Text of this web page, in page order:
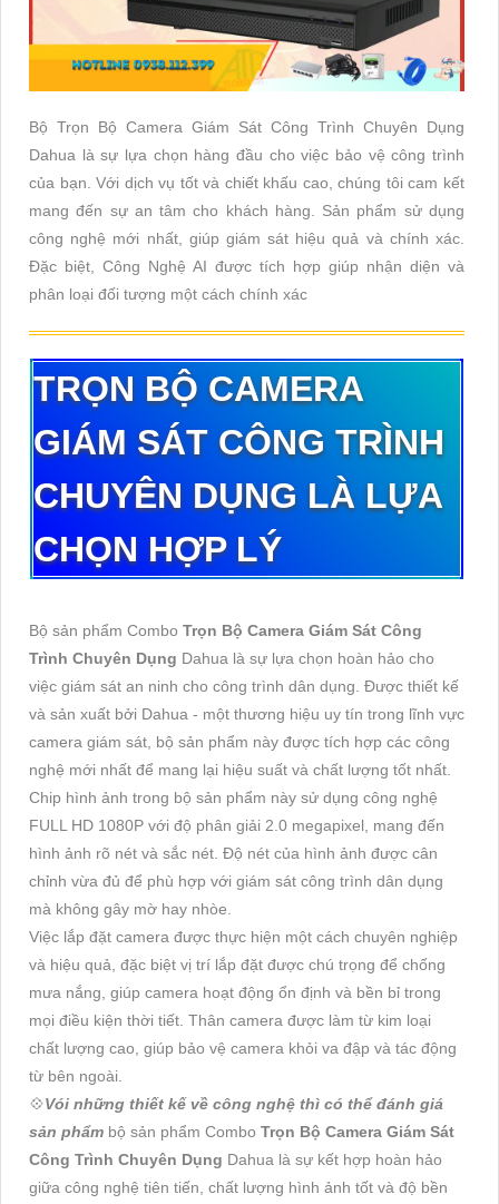
Bộ Trọn Bộ Camera Giám Sát Công Trình Chuyên Dụng
Dahua là sự lựa chọn hàng đầu cho việc bảo vệ công trình
của bạn. Với dịch vụ tốt và chiết khấu cao, chúng tôi cam kết
mang đến sự an tâm cho khách hàng. Sản phẩm sử dụng
công nghệ mới nhất, giúp giám sát hiệu quả và chính xác.
Đặc biệt, Công Nghệ AI được tích hợp giúp nhận diện và
phân loại đối tượng một cách chính xác
TRỌN BỘ CAMERA
GIÁM SÁT CÔNG TRÌNH
CHUYÊN DỤNG LÀ LỰA
CHỌN HỢP LÝ
Bộ sản phẩm Combo Trọn Bộ Camera Giám Sát Công
Trình Chuyên Dụng Dahua là sự lựa chọn hoàn hảo cho
việc giám sát an ninh cho công trình dân dụng. Được thiết kế
và sản xuất bởi Dahua - một thương hiệu uy tín trong lĩnh vực
camera giám sát, bộ sản phẩm này được tích hợp các công
nghệ mới nhất để mang lại hiệu suất và chất lượng tốt nhất.
Chip hình ảnh trong bộ sản phẩm này sử dụng công nghệ
FULL HD 1080P với độ phân giải 2.0 megapixel, mang đến
hình ảnh rõ nét và sắc nét. Độ nét của hình ảnh được cân
chỉnh vừa đủ để phù hợp với giám sát công trình dân dụng
mà không gây mờ hay nhòe.
Việc lắp đặt camera được thực hiện một cách chuyên nghiệp
và hiệu quả, đặc biệt vị trí lắp đặt được chú trọng để chống
mưa nắng, giúp camera hoạt động ổn định và bền bỉ trong
mọi điều kiện thời tiết. Thân camera được làm từ kim loại
chất lượng cao, giúp bảo vệ camera khỏi va đập và tác động
từ bên ngoài.
💠Vói những thiết kế về công nghệ thì có thể đánh giá
sản phẩm bộ sản phẩm Combo Trọn Bộ Camera Giám Sát
Công Trình Chuyên Dụng Dahua là sự kết hợp hoàn hảo
giữa công nghệ tiên tiến, chất lượng hình ảnh tốt và độ bền